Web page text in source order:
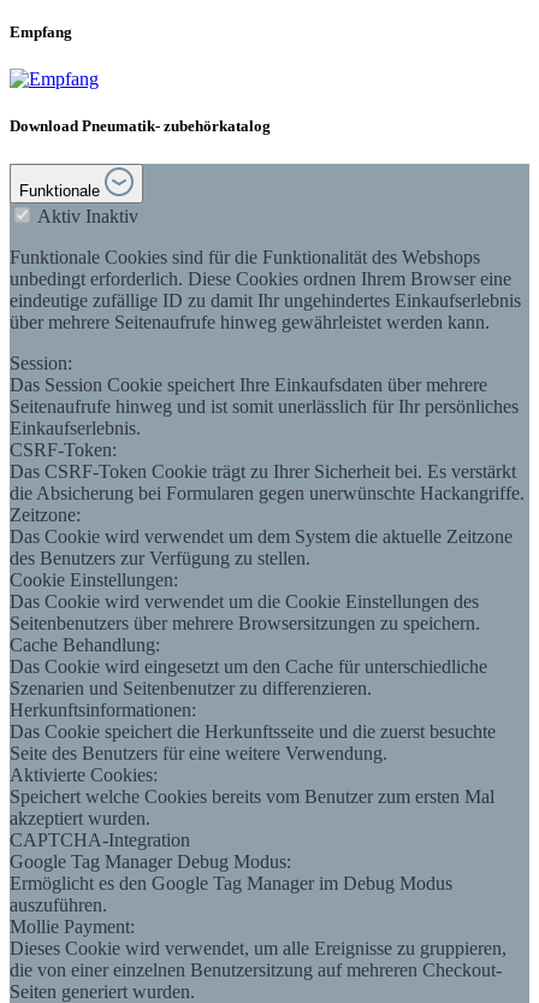
Empfang
Download Pneumatik- zubehörkatalog
Funktionale
Aktiv Inaktiv
Funktionale Cookies sind für die Funktionalität des Webshops
unbedingt erforderlich. Diese Cookies ordnen Ihrem Browser eine
eindeutige zufällige ID zu damit Ihr ungehindertes Einkaufserlebnis
über mehrere Seitenaufrufe hinweg gewährleistet werden kann.
Session:
Das Session Cookie speichert Ihre Einkaufsdaten über mehrere
Seitenaufrufe hinweg und ist somit unerlässlich für Ihr persönliches
Einkaufserlebnis.
CSRF-Token:
Das CSRF-Token Cookie trägt zu Ihrer Sicherheit bei. Es verstärkt
die Absicherung bei Formularen gegen unerwünschte Hackangriffe.
Zeitzone:
Das Cookie wird verwendet um dem System die aktuelle Zeitzone
des Benutzers zur Verfügung zu stellen.
Cookie Einstellungen:
Das Cookie wird verwendet um die Cookie Einstellungen des
Seitenbenutzers über mehrere Browsersitzungen zu speichern.
Cache Behandlung:
Das Cookie wird eingesetzt um den Cache für unterschiedliche
Szenarien und Seitenbenutzer zu differenzieren.
Herkunftsinformationen:
Das Cookie speichert die Herkunftsseite und die zuerst besuchte
Seite des Benutzers für eine weitere Verwendung.
Aktivierte Cookies:
Speichert welche Cookies bereits vom Benutzer zum ersten Mal
akzeptiert wurden.
CAPTCHA-Integration
Google Tag Manager Debug Modus:
Ermöglicht es den Google Tag Manager im Debug Modus
auszuführen.
Mollie Payment:
Dieses Cookie wird verwendet, um alle Ereignisse zu gruppieren,
die von einer einzelnen Benutzersitzung auf mehreren Checkout-
Seiten generiert wurden.